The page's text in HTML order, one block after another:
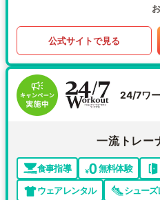
公式サイトで見る
24/7ワ
一流トレー
食事指導 無料体験
ウェアレンタル
シュー